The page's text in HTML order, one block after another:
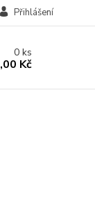
Přihlášení
0ks
Kč